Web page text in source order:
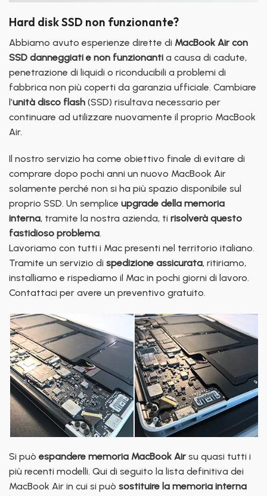
Hard disk SSD non funzionante?
Abbiamo avuto esperienze dirette di MacBook Air con
SSD danneggiati e non funzionanti a causa di cadute,
penetrazione di liquidi o riconducibili a problemi di
fabbrica non più coperti da garanzia ufficiale. Cambiare
l’unità disco flash (SSD) risultava necessario per
continuare ad utilizzare nuovamente il proprio MacBook
Air.
Il nostro servizio ha come obiettivo finale di evitare di
comprare dopo pochi anni un nuovo MacBook Air
solamente perché non si ha più spazio disponibile sul
proprio SSD. Un semplice upgrade della memoria
interna, tramite la nostra azienda, ti risolverà questo
fastidioso problema.
Lavoriamo con tutti i Mac presenti nel territorio italiano.
Tramite un servizio di spedizione assicurata, ritiriamo,
installiamo e rispediamo il Mac in pochi giorni di lavoro.
Contattaci per avere un preventivo gratuito.
Si può espandere memoria MacBook Airsu quasi tutti i
più recenti modelli. Qui di seguito la lista definitiva dei
MacBook Air in cui si può sostituire la memoria interna